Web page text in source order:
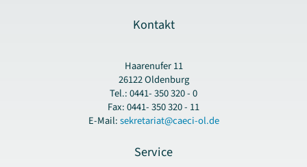
Kontakt
Haarenufer 11
26122 Oldenburg
Tel.: 0441- 350 320 - 0
Fax: 0441- 350 320 - 11
E-Mail:sekretariat@caeci-ol.de
Service